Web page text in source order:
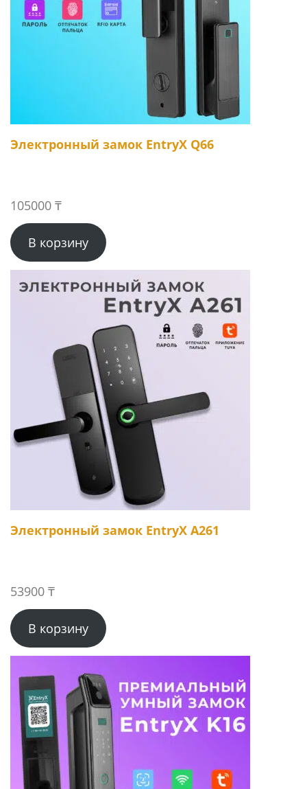
Электронный замок EntryX Q66
105000 ₸
В корзину
Электронный замок EntryX A261
53900 ₸
В корзину